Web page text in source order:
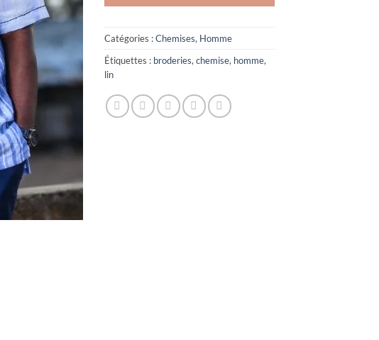
Catégories :Chemises, Homme
Étiquettes : broderies, chemise, homme,
lin